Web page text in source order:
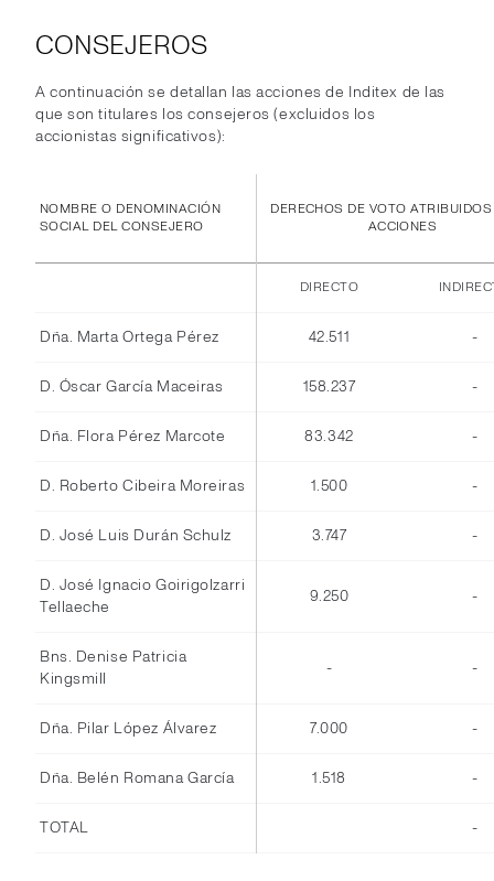
CONSEJEROS
A continuación se detallan las acciones de Inditex de las
que son titulares los consejeros (excluidos los
accionistas significativos):
NOMBRE O DENOMINACIÓN
SOCIAL DEL CONSEJERO
DERECHOS DE VOTO
ACCIONES
DIRECTO
Dña. Marta Ortega Pérez 42.511 -
D. Óscar García Maceiras 158.237 -
Dña. Flora Pérez Marcote 83.342 -
D. Roberto Cibeira Moreiras 1.500 -
D. José Luis Durán Schulz 3.747 -
D. José Ignacio Goirigolzarri
Tellaeche
9.250 -
Bns. Denise Patricia
Kingsmill
- -
Dña. Pilar López Álvarez 7.000 -
Dña. Belén Romana García 1.518 -
TOTAL -